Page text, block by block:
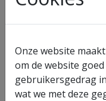
Onze website
om de website
gebruikersgedrag
wat we met deze